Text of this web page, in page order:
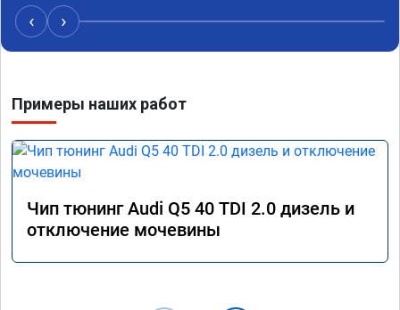
поломки авто.Однозначно рекомендую
Алексея как грамотного специалиста!
‹ ›
Примеры наших работ
Чип тюнинг Audi Q5 40 TDI 2.0 дизель и
отключение мочевины